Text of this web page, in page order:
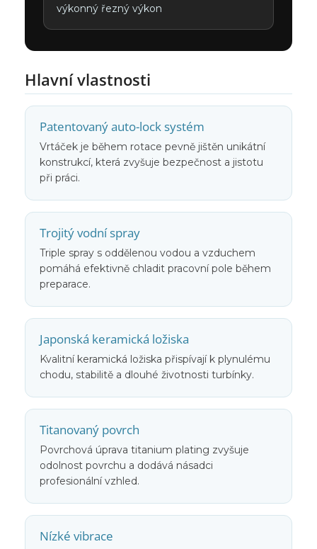
výkonný řezný výkon
Hlavní vlastnosti
Patentovaný auto-lock systém
Vrtáček je během rotace pevně jištěn unikátní
konstrukcí, která zvyšuje bezpečnost a jistotu
při práci.
Trojitý vodní spray
Triple spray s oddělenou vodou a vzduchem
pomáhá efektivně chladit pracovní pole během
preparace.
Japonská keramická ložiska
Kvalitní keramická ložiska přispívají k plynulému
chodu, stabilitě a dlouhé životnosti turbínky.
Titanovaný povrch
Povrchová úprava titanium plating zvyšuje
odolnost povrchu a dodává násadci
profesionální vzhled.
Nízké vibrace